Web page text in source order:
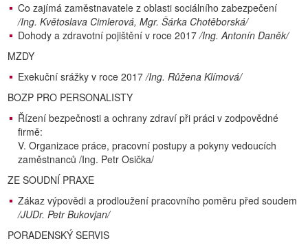
Co zajímá zaměstnavatele z oblasti sociálního zabezpečení
/Ing. Květoslava Cimlerová, Mgr. Šárka Chotěborská/
Dohody a zdravotní pojištění v roce 2017/Ing. Antonín Daněk/
MZDY
Exekuční srážky v roce 2017/Ing. Růžena Klímová/
BOZP PRO PERSONALISTY
Řízení bezpečnosti a ochrany zdraví při práci v zodpovědné
firmě:
V. Organizace práce, pracovní postupy a pokyny vedoucích
zaměstnanců /Ing. Petr Osička/
ZE SOUDNÍ PRAXE
Zákaz výpovědi a prodloužení pracovního poměru před soudem
/JUDr. Petr Bukovjan/
PORADENSKÝ SERVIS